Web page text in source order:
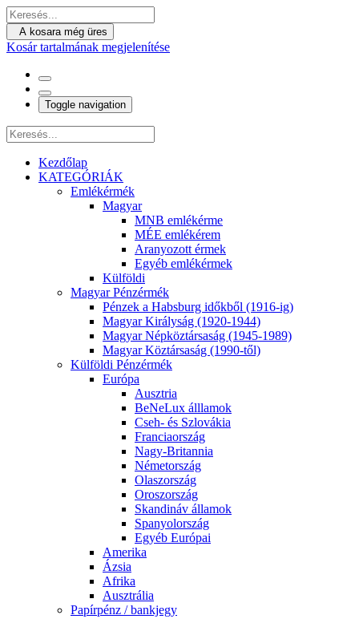
A kosara még üres
Kosár tartalmának megjelenítése
Toggle navigation
Kezdőlap
KATEGÓRIÁK
Emlékérmék
Magyar
MNB emlékérme
MÉE emlékérem
Aranyozott érmek
Egyéb emlékérmek
Külföldi
Magyar Pénzérmék
Pénzek a Habsburg időkből (1916-ig)
Magyar Királyság (1920-1944)
Magyar Népköztársaság (1945-1989)
Magyar Köztársaság (1990-től)
Külföldi Pénzérmék
Európa
Ausztria
BeNeLux álllamok
Cseh- és Szlovákia
Franciaország
Nagy-Britannia
Németország
Olaszország
Oroszország
Skandináv államok
Spanyolország
Egyéb Európai
Amerika
Ázsia
Afrika
Ausztrália
Papírpénz / bankjegy